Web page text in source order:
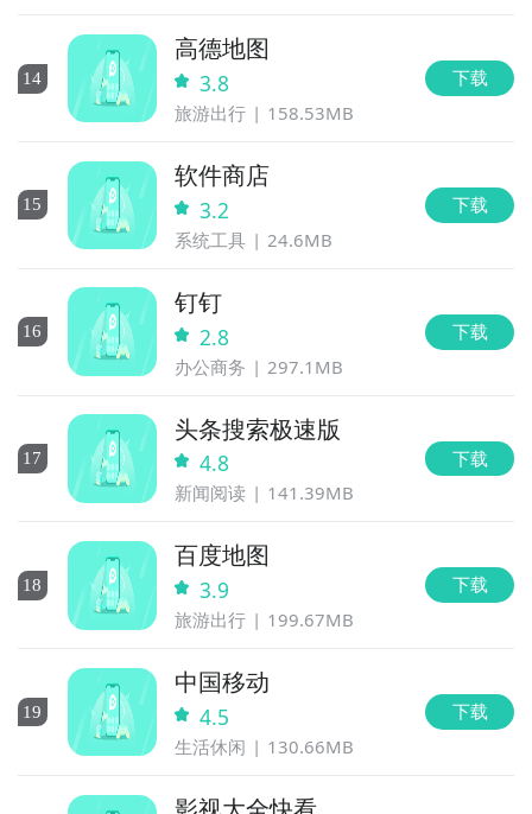
14
高德地图
3.8
旅游出行 158.53MB
下载
15
软件商店
3.2
系统工具 24.6MB
下载
16
钉钉
2.8
办公商务 297.1MB
下载
17
头条搜索极速版
4.8
新闻阅读 141.39MB
下载
18
百度地图
3.9
旅游出行 199.67MB
下载
19
中国移动
4.5
生活休闲 130.66MB
下载